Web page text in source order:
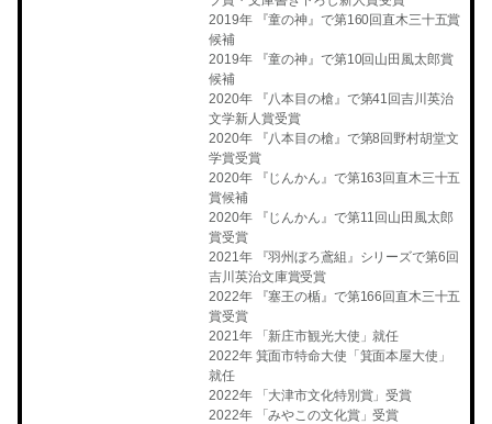
2019年 『童の神』で第160回直木三十五賞
候補
2019年 『童の神』で第10回山田風太郎賞
候補
2020年 『八本目の槍』で第41回吉川英治
文学新人賞受賞
2020年 『八本目の槍』で第8回野村胡堂文
学賞受賞
2020年 『じんかん』で第163回直木三十五
賞候補
2020年 『じんかん』で第11回山田風太郎
賞受賞
2021年 『羽州ぼろ鳶組』シリーズで第6回
吉川英治文庫賞受賞
2022年 『塞王の楯』で第166回直木三十五
賞受賞
2021年 「新庄市観光大使」就任
2022年 箕面市特命大使「箕面本屋大使」
就任
2022年 「大津市文化特別賞」受賞
2022年 「みやこの文化賞」受賞